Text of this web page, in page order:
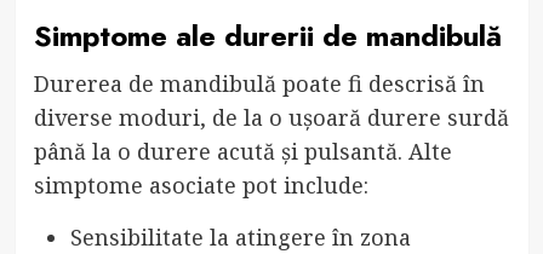
Simptome ale durerii de mandibulă
Durerea de mandibulă poate fi descrisă în
diverse moduri, de la o ușoară durere surdă
până la o durere acută și pulsantă. Alte
simptome asociate pot include:
Sensibilitate la atingere în zona